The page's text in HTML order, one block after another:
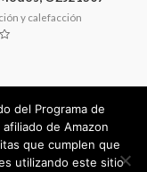
y calefacción
del Programa de
de Amazon
que cumplen que
utilizando este sitio